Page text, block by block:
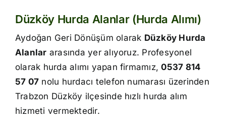
Hakkımızda
İletişim
Düzköy Hurda Alanlar (Hurda Alımı)
Aydoğan Geri Dönüşüm olarak Düzköy Hurda
Alanlar arasında yer alıyoruz. Profesyonel
olarak hurda alımı yapan firmamız,0537 814
57 07 nolu hurdacı telefon numarası üzerinden
Trabzon Düzköy ilçesinde hızlı hurda alım
hizmeti vermektedir.